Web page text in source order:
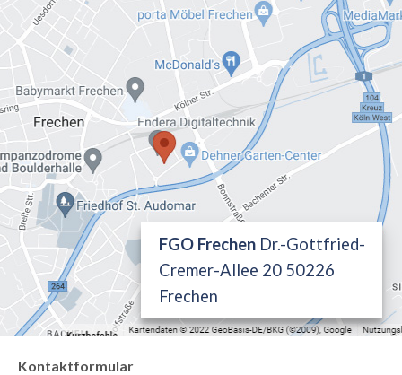
FGO FrechenDr.-Gottfried-
Cremer-Allee 20 50226
Frechen
Kontaktformular